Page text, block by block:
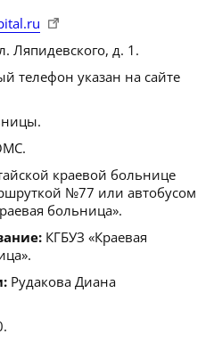
Ляпидевского, д. 1.
телефон указан на сайте
краевой больнице
№77 или автобусом
больница».
КГБУЗ «Краевая
Рудакова Диана